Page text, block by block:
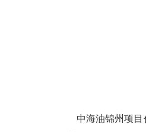
中海油锦州项目作